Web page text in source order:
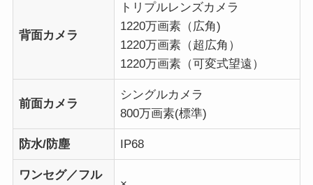
背面カメラ
トリプルレンズカメラ
1220万画素（広角)
1220万画素（超広角）
1220万画素（可変式望遠）
前面カメラ
シングルカメラ
800万画素(標準)
防水/防塵 IP68
ワンセグ／フル